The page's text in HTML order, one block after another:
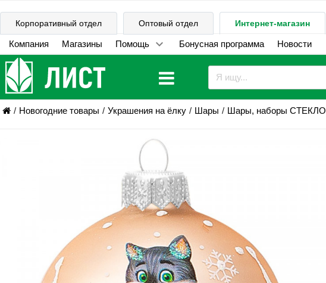
Корпоративный отдел Оптовый отдел Интернет-магазин
Компания Магазины Помощь Бонусная программа Новости
Новогодние товары Украшения на ёлку Шары Шары, наборы СТЕКЛО